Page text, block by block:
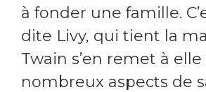
à fonder une famille.
dite Livy, qui tient la
Twain s’en remet à
nombreux aspects de